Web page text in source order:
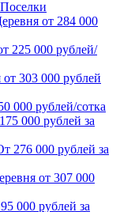
Поселки
от 284 000
225 000 рублей/
от 303 000 рублей
000 рублей/сотка
000 рублей за
276 000 рублей за
от 307 000
000 рублей за